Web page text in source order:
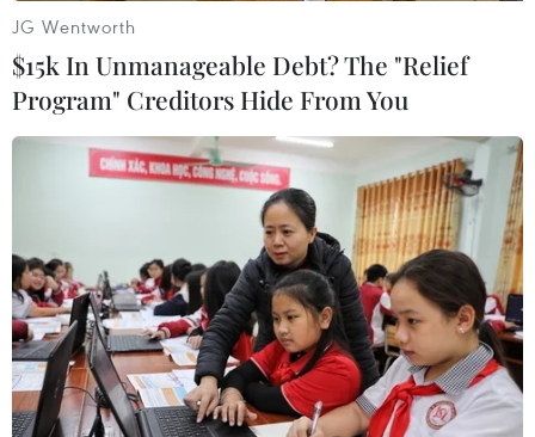
Hành khách làm thủ tục tại sân bay Nội Bài. (Ảnh: Phan
Công/Vietnam+)
Theo thông tin từ Bộ Ngoại giao Việt Nam, thời
gian qua, Chính phủ Việt Nam và Nhật Bản đã
hợp tác chặt chẽ trong việc phòng, chống dịch
JG Wentworth
$15k In Unmanageable Debt? The "Relief
Program" Creditors Hide From You